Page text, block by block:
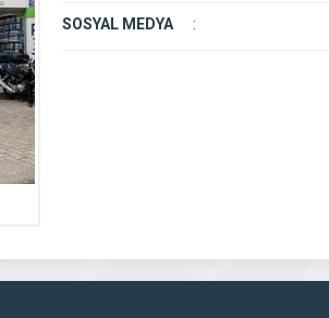
SOSYAL MEDYA :